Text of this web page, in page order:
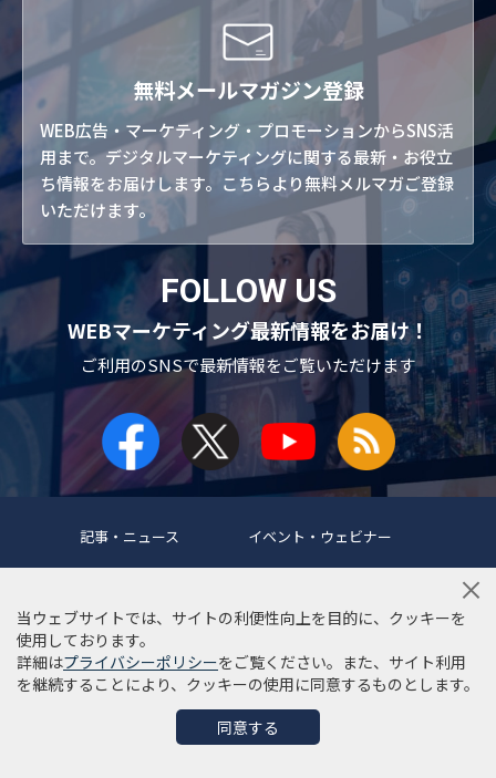
無料メールマガジン登録
WEB広告・マーケティング・プロモーションからSNS活
用まで。デジタルマーケティングに関する最新・お役立
ち情報をお届けします。こちらより無料メルマガご登録
いただけます。
FOLLOW US
WEBマーケティング最新情報をお届け！
ご利用のSNSで最新情報をご覧いただけます
記事・ニュース イベント・ウェビナー
事例・インタビュー マーケティング用語集
当ウェブサイトでは、サイトの利便性向上を目的に、クッキーを
使用しております。
詳細はプライバシーポリシーをご覧ください。また、サイト利用
を継続することにより、クッキーの使用に同意するものとします。
同意する